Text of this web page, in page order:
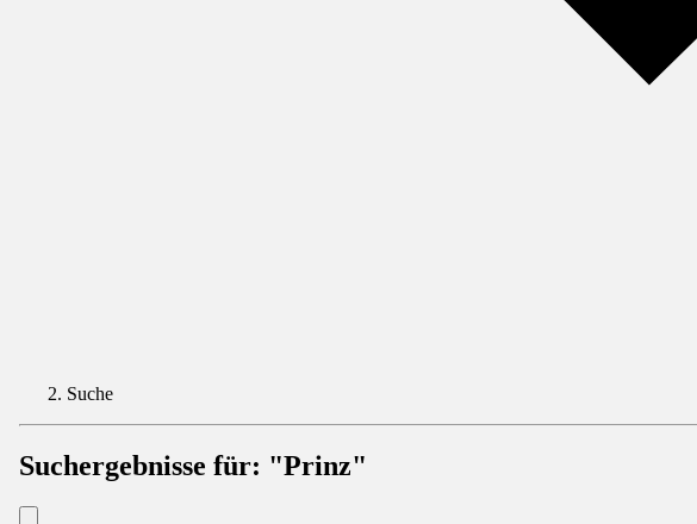
Suche
Suchergebnisse für: "Prinz"